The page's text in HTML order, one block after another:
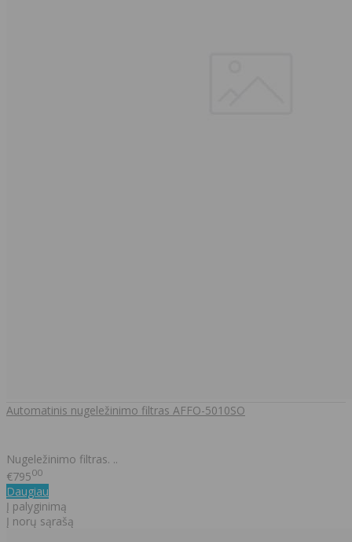
Automatinis nugeležinimo filtras AFFO-5010SO
Nugeležinimo filtras. ..
€79500
Daugiau
Į palyginimą
Į norų sąrašą